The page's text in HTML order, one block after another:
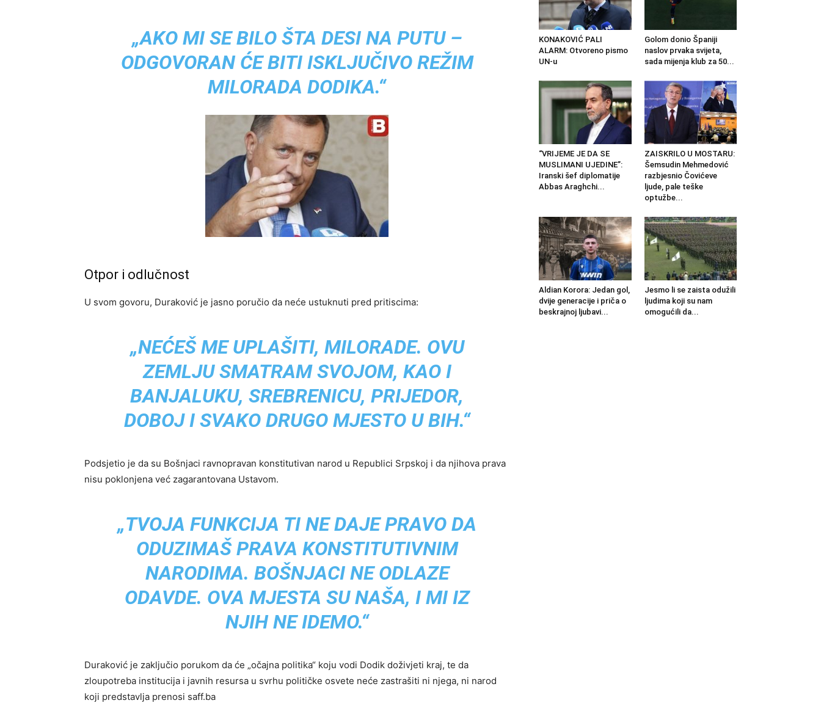
„AKO MI SE BILO ŠTA DESI NA PUTU –
ODGOVORAN ĆE BITI ISKLJUČIVO REŽIM
MILORADA DODIKA.“
Otpor i odlučnost
U svom govoru, Duraković je jasno poručio da neće ustuknuti pred pritiscima:
„NEĆEŠ ME UPLAŠITI, MILORADE. OVU
ZEMLJU SMATRAM SVOJOM, KAO I
BANJALUKU, SREBRENICU, PRIJEDOR,
DOBOJ I SVAKO DRUGO MJESTO U BIH.“
Podsjetio je da su Bošnjaci ravnopravan konstitutivan narod u Republici Srpskoj i da njihova prava
nisu poklonjena već zagarantovana Ustavom.
„TVOJA FUNKCIJA TI NE DAJE PRAVO DA
ODUZIMAŠ PRAVA KONSTITUTIVNIM
NARODIMA. BOŠNJACI NE ODLAZE
ODAVDE. OVA MJESTA SU NAŠA, I MI IZ
NJIH NE IDEMO.“
Duraković je zaključio porukom da će „očajna politika“ koju vodi Dodik doživjeti kraj, te da
zloupotreba institucija i javnih resursa u svrhu političke osvete neće zastrašiti ni njega, ni narod
koji predstavlja prenosi saff.ba
KONAKOVIĆ PALI
ALARM: Otvoreno pismo
UN-u
Golom donio Španiji
naslov prvaka svijeta,
sada mijenja klub za 50...
“VRIJEME JE DA SE
MUSLIMANI UJEDINE”:
Iranski šef diplomatije
Abbas Araghchi...
ZAISKRILO U MOSTARU:
Šemsudin Mehmedović
razbjesnio Čovićeve
ljude, pale teške
optužbe...
Aldian Korora: Jedan gol,
dvije generacije i priča o
beskrajnoj ljubavi...
Jesmo li se zaista odužili
ljudima koji su nam
omogućili da...